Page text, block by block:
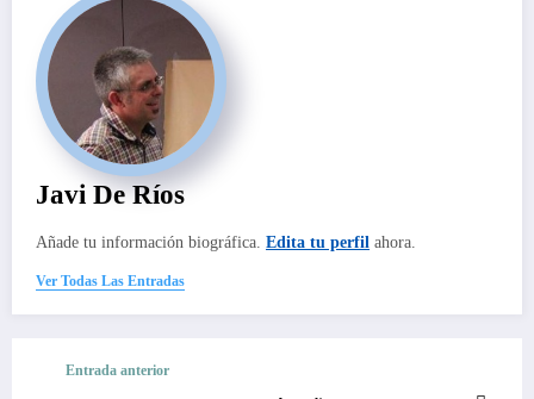
Javi De Ríos
Añade tu información biográfica. Edita tu perfil ahora.
Ver Todas Las Entradas
Entrada anterior